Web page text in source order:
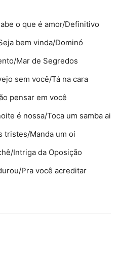
o que é amor/Definitivo
bem vinda/Dominó
Mar de Segredos
sem você/Tá na cara
pensar em você
é nossa/Toca um samba ai
tristes/Manda um oi
Intriga da Oposição
Pra você acreditar